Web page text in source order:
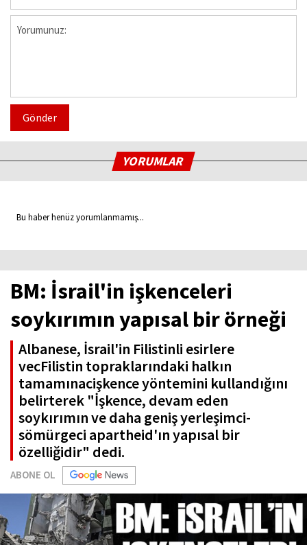
Gönder
YORUMLAR
Bu haber henüz yorumlanmamış...
BM: İsrail'in işkenceleri
soykırımın yapısal bir örneği
Albanese, İsrail'in Filistinli esirlere
vecFilistin topraklarındaki halkın
tamamınacişkence yöntemini kullandığını
belirterek "İşkence, devam eden
soykırımın ve daha geniş yerleşimci-
sömürgeci apartheid'ın yapısal bir
özelliğidir" dedi.
ABONE OL